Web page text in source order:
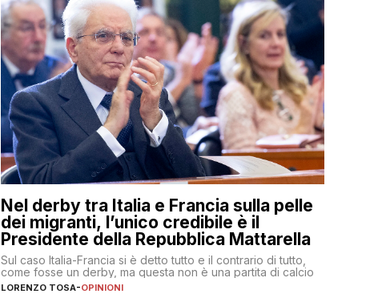
Nel derby tra Italia e Francia sulla pelle
dei migranti, l’unico credibile è il
Presidente della Repubblica Mattarella
Sul caso Italia-Francia si è detto tutto e il contrario di tutto,
come fosse un derby, ma questa non è una partita di calcio
LORENZO TOSA-OPINIONI